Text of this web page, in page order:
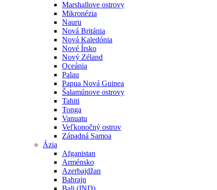
Marshallove ostrovy
Mikronézia
Nauru
Nová Británia
Nová Kaledónia
Nové Írsko
Nový Zéland
Oceánia
Palau
Papua Nová Guinea
Šalamúnove ostrovy
Tahiti
Tonga
Vanuatu
Veľkonočný ostrov
Západná Samoa
Ázia
Afganistan
Arménsko
Azerbajdžan
Bahrajn
Bali (IND)